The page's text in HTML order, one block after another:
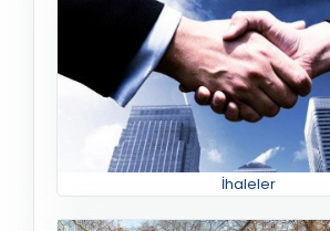
İhaleler